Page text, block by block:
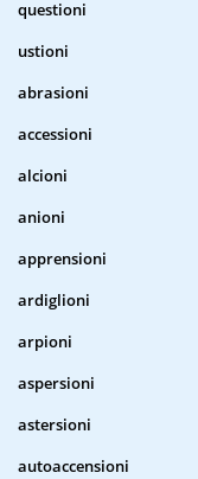
questioni
ustioni
abrasioni
accessioni
alcioni
anioni
apprensioni
ardiglioni
arpioni
aspersioni
astersioni
autoaccensioni